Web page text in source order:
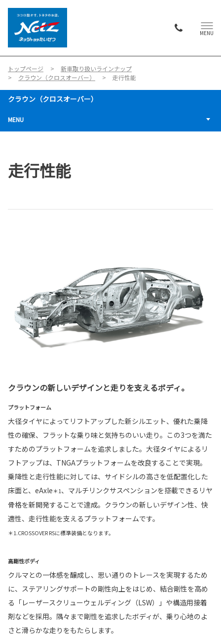
MENU
トップページ
新車取り扱いラインナップ
クラウン（クロスオーバー）
走行性能
クラウン（クロスオーバー）
MENU
走行性能
クラウンの新しいデザインと走りを支えるボディ。
プラットフォーム
大径タイヤによってリフトアップした新シルエット、優れた乗降
性の確保、フラットな乗り味と気持ちのいい走り。この3つを満た
すためのプラットフォームを追求しました。大径タイヤによるリ
フトアップは、TNGAプラットフォームを改良することで実現。
乗降性と走行性能に対しては、サイドシルの高さを低配置化した
床面と、eAxle＊1、マルチリンクサスペンションを搭載できるリヤ
骨格を新開発することで達成。クラウンの新しいデザイン性、快
適性、走行性能を支えるプラットフォームです。
＊1.CROSSOVER RSに標準装備となります。
高剛性ボディ
クルマとの一体感を醸成し、思い通りのトレースを実現するため
に、ステアリングサポートの剛性向上をはじめ、結合剛性を高め
る「レーザースクリューウェルディング（LSW）」や構造用接着
剤などを採用。隅々まで剛性を追求したボディが、乗り心地のよ
さと滑らかな走りをもたらします。